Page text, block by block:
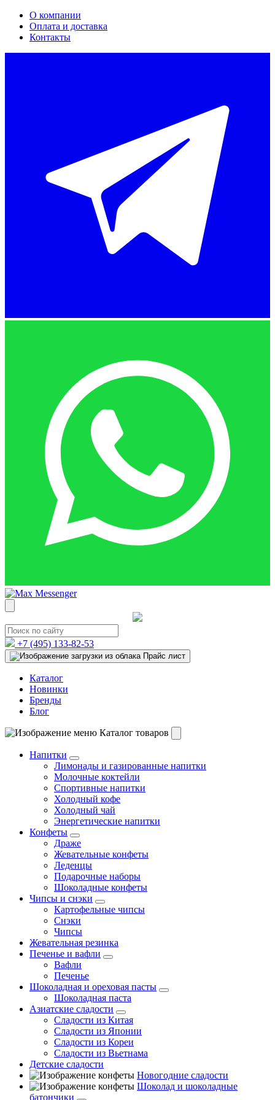
О компании
Оплата и доставка
Контакты
+7 (495) 133-82-53
Прайс лист
Каталог
Новинки
Бренды
Блог
Каталог товаров
Напитки
Лимонады и газированные напитки
Молочные коктейли
Спортивные напитки
Холодный кофе
Холодный чай
Энергетические напитки
Конфеты
Драже
Жевательные конфеты
Леденцы
Подарочные наборы
Шоколадные конфеты
Чипсы и снэки
Картофельные чипсы
Снэки
Чипсы
Жевательная резинка
Печенье и вафли
Вафли
Печенье
Шоколадная и ореховая пасты
Шоколадная паста
Азиатские сладости
Сладости из Китая
Сладости из Японии
Сладости из Кореи
Сладости из Вьетнама
Детские сладости
Новогодние сладости
Шоколад и шоколадные
батончики